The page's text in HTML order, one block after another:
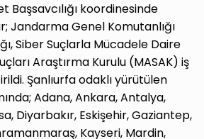
Başsavcılığı koordinesinde
Jandarma Genel Komutanlığı
Siber Suçlarla Mücadele Daire
Araştırma Kurulu (MASAK) iş
Şanlıurfa odaklı yürütülen
Adana, Ankara, Antalya,
Diyarbakır, Eskişehir, Gaziantep,
Kayseri, Mardin,